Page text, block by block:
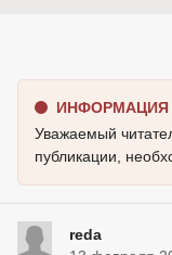
ИНФОРМАЦИЯ
Уважаемый
публикации,
reda